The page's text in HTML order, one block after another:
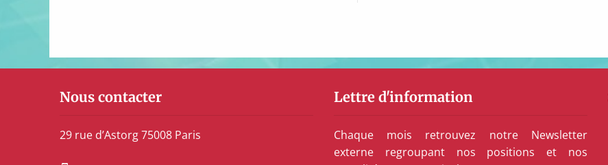
Nous contacter
29 rue d’Astorg 75008 Paris
Lettre d'information
Chaque mois retrouvez notre Newsletter
externe regroupant nos positions et nos